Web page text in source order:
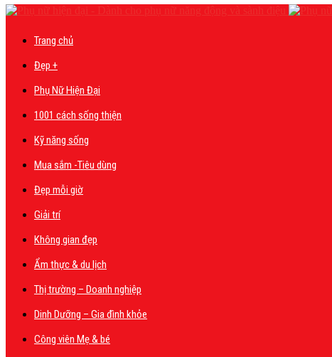
Trang chủ
Đẹp +
Phụ Nữ Hiện Đại
1001 cách sống thiện
Kỹ năng sống
Mua sắm -Tiêu dùng
Đẹp mỗi giờ
Giải trí
Không gian đẹp
Ẩm thực & du lịch
Thị trường – Doanh nghiệp
Dinh Dưỡng – Gia đình khỏe
Công viên Mẹ & bé